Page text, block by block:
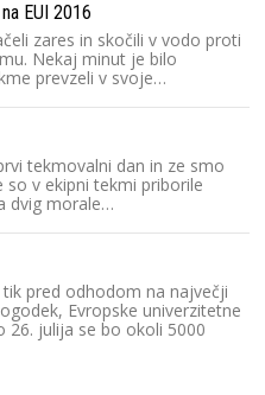
EUI 2016
zares in skočili v vodo proti
Nekaj minut je bilo
prevzeli v svoje…
tekmovalni dan in ze smo
v ekipni tekmi priborile
dvig morale…
pred odhodom na največji
Evropske univerzitetne
26. julija se bo okoli 5000